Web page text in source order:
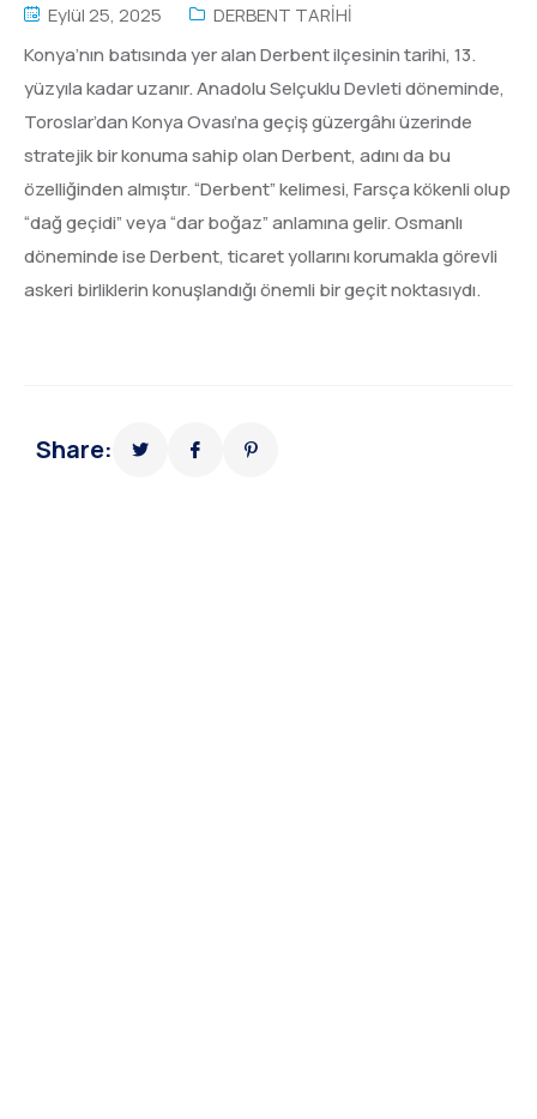
Eylül 25, 2025
DERBENT TARİHİ
Konya’nın batısında yer alan Derbent ilçesinin tarihi, 13.
yüzyıla kadar uzanır. Anadolu Selçuklu Devleti döneminde,
Toroslar’dan Konya Ovası’na geçiş güzergâhı üzerinde
stratejik bir konuma sahip olan Derbent, adını da bu
özelliğinden almıştır. “Derbent” kelimesi, Farsça kökenli olup
“dağ geçidi” veya “dar boğaz” anlamına gelir. Osmanlı
döneminde ise Derbent, ticaret yollarını korumakla görevli
askeri birliklerin konuşlandığı önemli bir geçit noktasıydı.
Share: